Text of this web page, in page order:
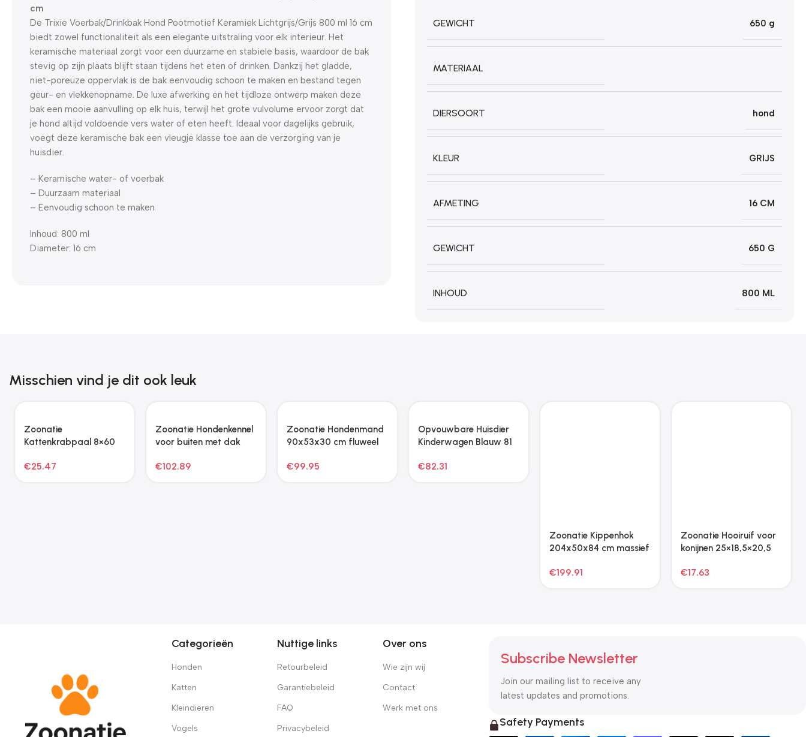
cm
De Trixie Voerbak/Drinkbak Hond Pootmotief Keramiek Lichtgrijs/Grijs 800 ml 16 cm
biedt zowel functionaliteit als een elegante uitstraling voor elk interieur. Het
keramische materiaal zorgt voor een duurzame en stabiele basis, waardoor de bak
stevig op zijn plaats blijft staan tijdens het eten of drinken. Dankzij het gladde,
niet-poreuze oppervlak is de bak eenvoudig schoon te maken en bestand tegen
geur- en vlekkenopname. De luxe afwerking en het tijdloze ontwerp maken deze
bak een mooie aanvulling op elk huis, terwijl het grote vulvolume ervoor zorgt dat
je hond altijd voldoende vers water of eten heeft. Ideaal voor dagelijks gebruik,
voegt deze keramische bak een vleugje klasse toe aan de verzorging van je
huisdier.
– Keramische water- of voerbak
– Duurzaam materiaal
– Eenvoudig schoon te maken
Inhoud: 800 ml
Diameter: 16 cm
GEWICHT 650 g
MATERIAAL
DIERSOORT hond
KLEUR GRIJS
AFMETING 16 CM
GEWICHT 650 G
INHOUD 800 ML
Misschien vind je dit ook leuk
Zoonatie
Kattenkrabpaal 8×60
€25.47
Zoonatie Hondenkennel
voor buiten met dak
€102.89
Zoonatie Hondenmand
90x53x30 cm fluweel
€99.95
Opvouwbare Huisdier
Kinderwagen Blauw 81
€82.31
Zoonatie Kippenhok
204x50x84 cm massief
€199.91
Categorieën
Honden
Katten
Kleindieren
Vogels
Nuttige links
Retourbeleid
Garantiebeleid
FAQ
Privacybeleid
Over ons
Wie zijn wij
Contact
Werk met ons
Subscribe Newsletter
Join our mailing list to receive any
latest updates and promotions.
Safety Payments